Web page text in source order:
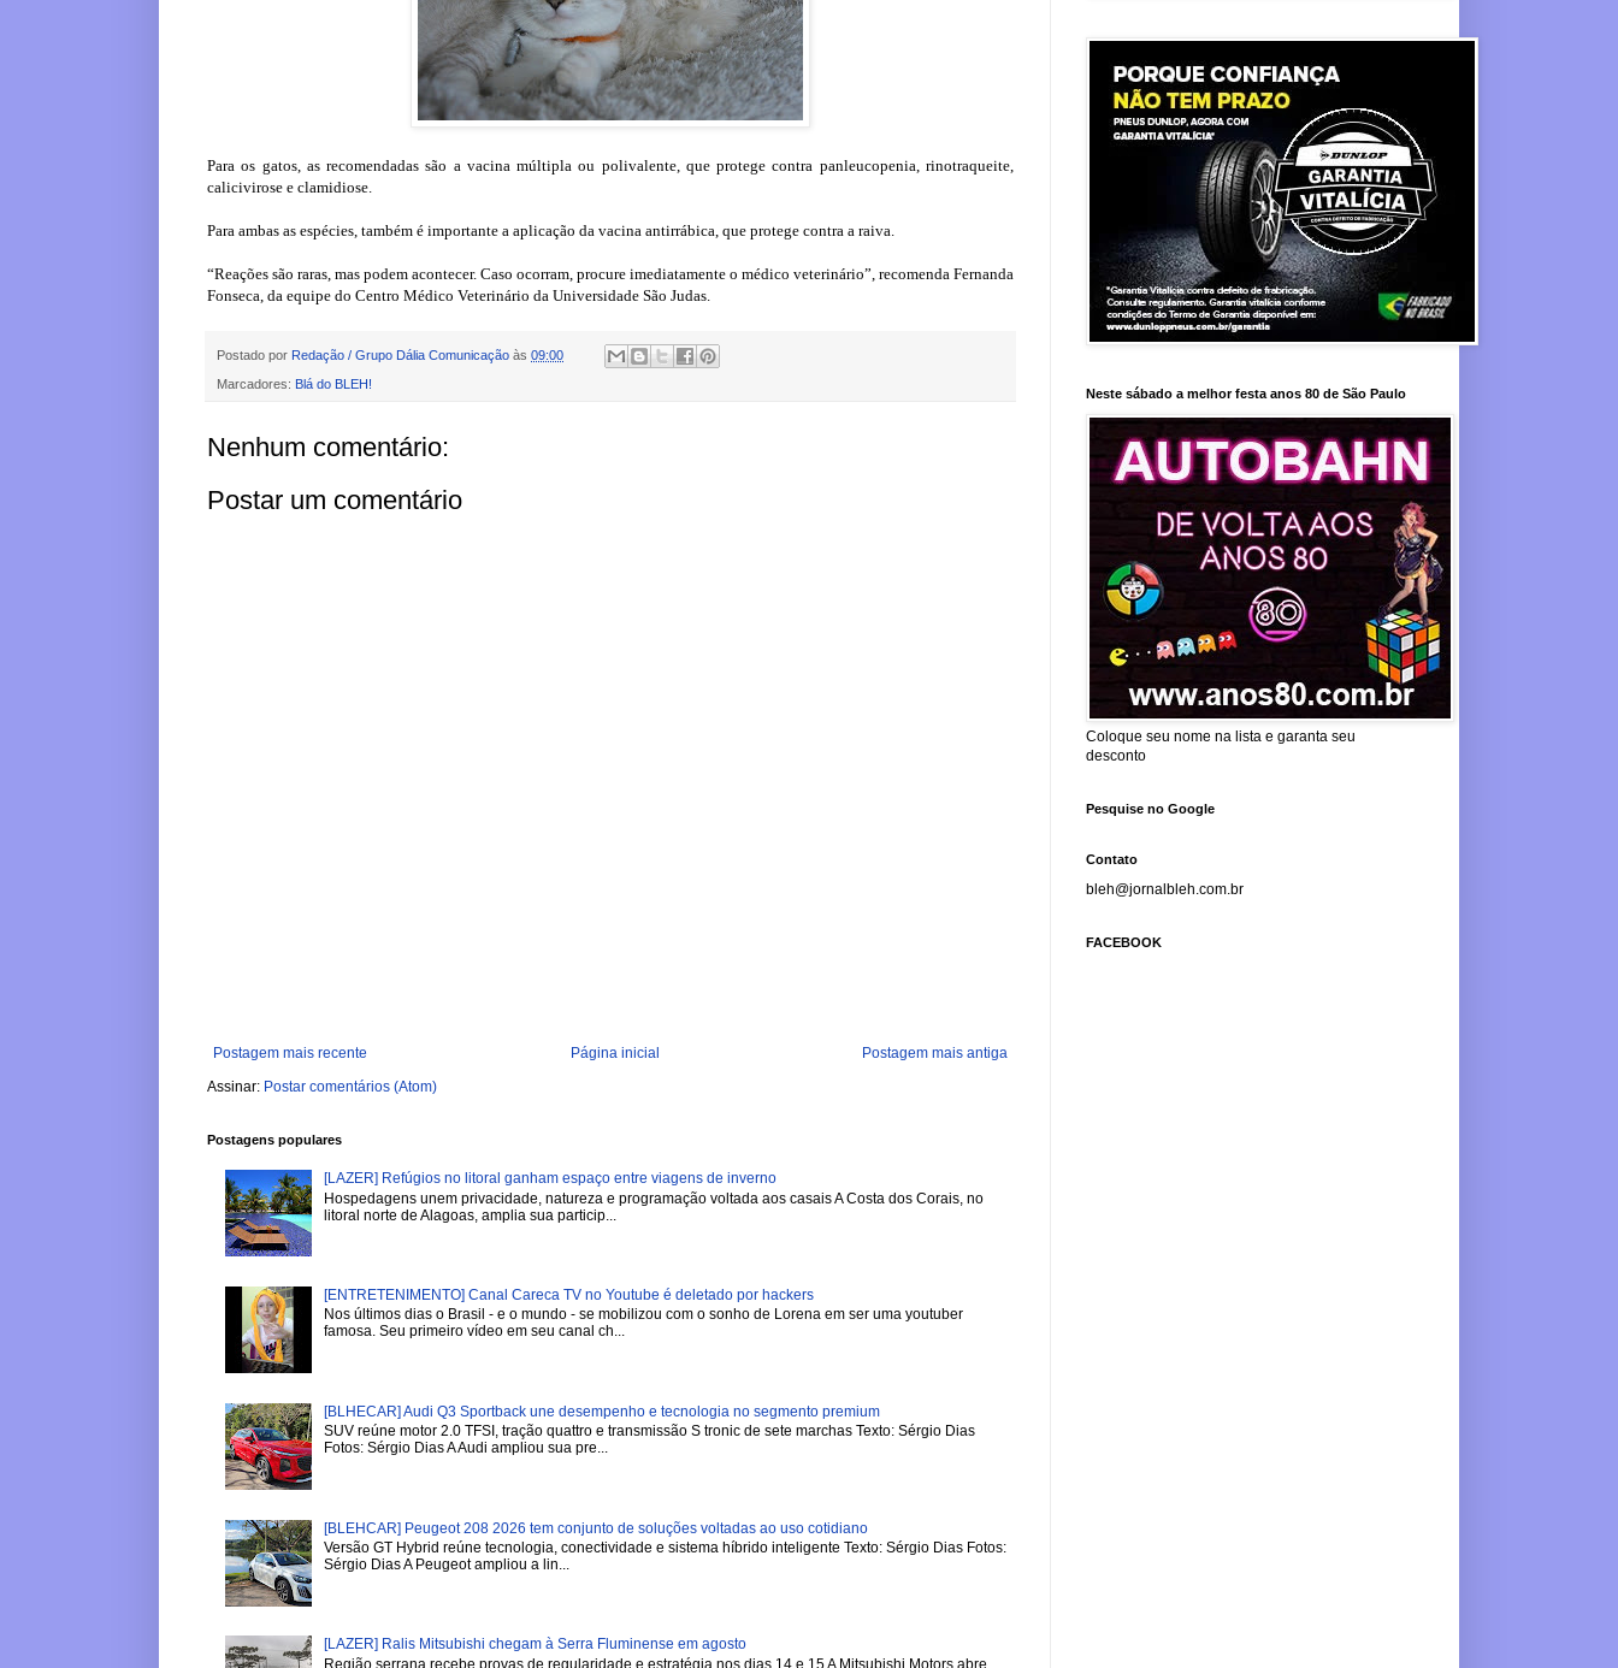
Para os gatos, as recomendadas são a vacina múltipla ou polivalente, que protege contra panleucopenia, rinotraqueite,
calicivirose e clamidiose.
Para ambas as espécies, também é importante a aplicação da vacina antirrábica, que protege contra a raiva.
“Reações são raras, mas podem acontecer. Caso ocorram, procure imediatamente o médico veterinário”, recomenda Fernanda
Fonseca, da equipe do Centro Médico Veterinário da Universidade São Judas.
Postado por Redação / Grupo Dália Comunicação às 09:00
Marcadores: Blá do BLEH!
Nenhum comentário:
Postar um comentário
Postagem mais recente Postagem mais antiga
Página inicial
Assinar: Postar comentários (Atom)
Postagens populares
[LAZER] Refúgios no litoral ganham espaço entre viagens de inverno
Hospedagens unem privacidade, natureza e programação voltada aos casais A Costa dos Corais, no
litoral norte de Alagoas, amplia sua particip...
[ENTRETENIMENTO] Canal Careca TV no Youtube é deletado por hackers
Nos últimos dias o Brasil - e o mundo - se mobilizou com o sonho de Lorena em ser uma youtuber
famosa. Seu primeiro vídeo em seu canal ch...
[BLHECAR] Audi Q3 Sportback une desempenho e tecnologia no segmento premium
SUV reúne motor 2.0 TFSI, tração quattro e transmissão S tronic de sete marchas Texto: Sérgio Dias
Fotos: Sérgio Dias A Audi ampliou sua pre...
[BLEHCAR] Peugeot 208 2026 tem conjunto de soluções voltadas ao uso cotidiano
Versão GT Hybrid reúne tecnologia, conectividade e sistema híbrido inteligente Texto: Sérgio Dias Fotos:
Sérgio Dias A Peugeot ampliou a lin...
[LAZER] Ralis Mitsubishi chegam à Serra Fluminense em agosto
Região serrana recebe provas de regularidade e estratégia nos dias 14 e 15 A Mitsubishi Motors abre
Neste sábado a melhor festa anos 80 de São Paulo
Coloque seu nome na lista e garanta seu
desconto
Pesquise no Google
Contato
bleh@jornalbleh.com.br
FACEBOOK